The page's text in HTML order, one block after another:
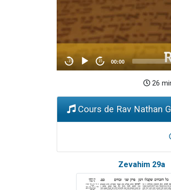
26
Cours de Rav Nathan
Zevahim 29a